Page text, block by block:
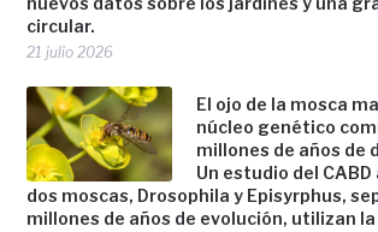
circular.
21 julio 2026
El ojo de la mosca
núcleo genético
millones de años de
Un estudio del
dos moscas, Drosophila y Episyrphus,
millones de años de evolución, utilizan